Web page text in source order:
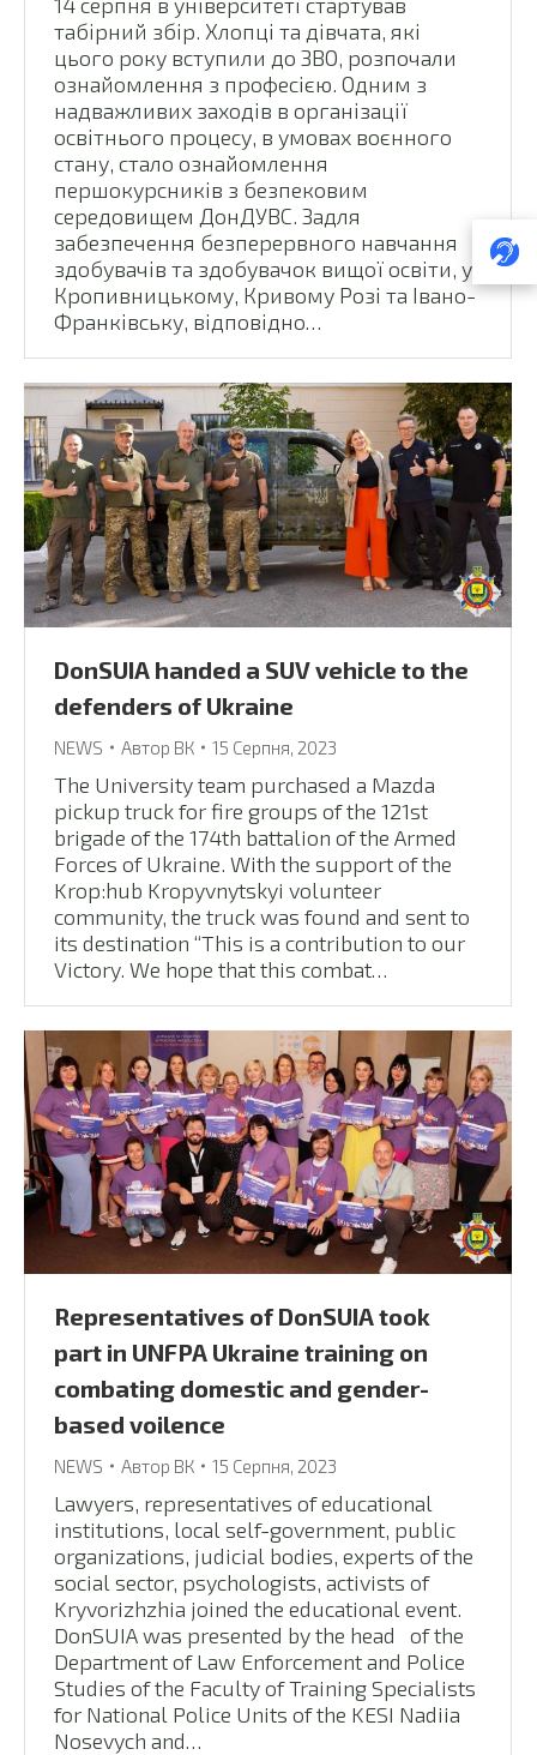
табірний збір. Хлопці та дівчата, які
цього року вступили до ЗВО, розпочали
ознайомлення з професією. Одним з
надважливих заходів в організації
освітнього процесу, в умовах воєнного
стану, стало ознайомлення
першокурсників з безпековим
середовищем ДонДУВС. Задля
забезпечення безперервного навчання
здобувачів та здобувачок вищої освіти, у
Кропивницькому, Кривому Розі та Івано-
Франківську, відповідно…
DonSUIA handed a SUV vehicle to the
defenders of Ukraine
NEWS Автор ВК 15 Серпня, 2023
The University team purchased a Mazda
pickup truck for fire groups of the 121st
brigade of the 174th battalion of the Armed
Forces of Ukraine. With the support of the
Krop:hub Kropyvnytskyi volunteer
community, the truck was found and sent to
its destination “This is a contribution to our
Victory. We hope that this combat…
Representatives of DonSUIA took
part in UNFPA Ukraine training on
combating domestic and gender-
based voilence
NEWS Автор ВК 15 Серпня, 2023
Lawyers, representatives of educational
institutions, local self-government, public
organizations, judicial bodies, experts of the
social sector, psychologists, activists of
Kryvorizhzhia joined the educational event.
DonSUIA was presented by the head of the
Department of Law Enforcement and Police
Studies of the Faculty of Training Specialists
for National Police Units of the KESI Nadiia
Nosevych and…